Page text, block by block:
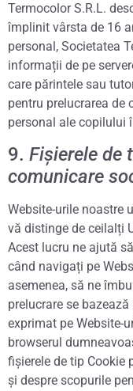
Termocolor S.R.L.
împlinit vârsta de 16
personal, Societatea
informații de pe
care părintele sau
pentru prelucrarea de
personal ale copilului
9. Fișierele de
comunicare
Website-urile noastre
vă distinge de ceilalți
Acest lucru ne ajută
când navigați pe
asemenea, să ne
prelucrare se
exprimat pe Website-
browserul
fișierele de tip Cookie
și despre scopurile